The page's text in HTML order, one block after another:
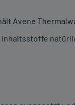
Avene
Inhaltsstoffe